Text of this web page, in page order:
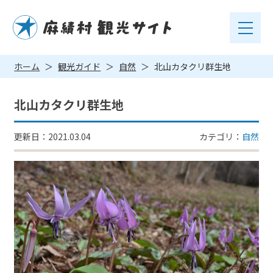
ホーム 観光ガイド 自然 北山カタクリ群生地
北山カタクリ群生地
更新日：2021.03.04 カテゴリ： 自然